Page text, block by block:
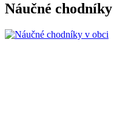
Náučné chodníky